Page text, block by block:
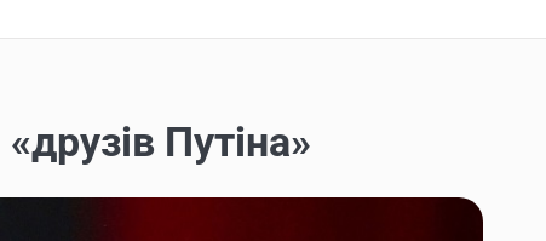
Путіна»